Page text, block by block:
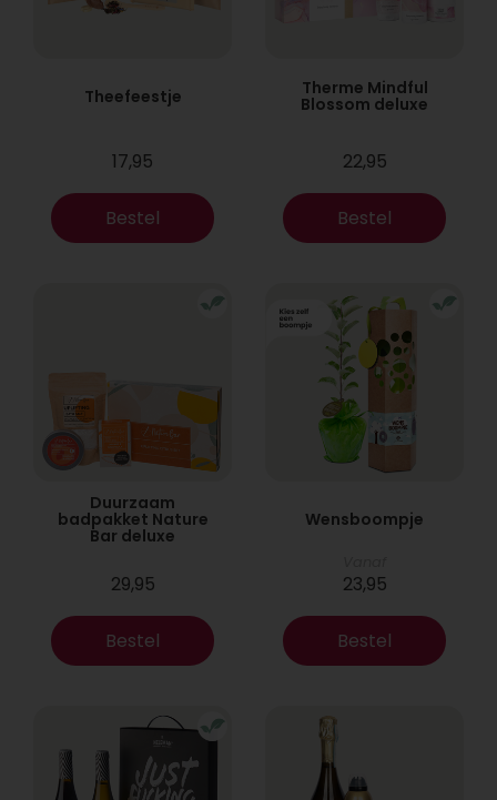
Theefeestje
17,95
Bestel
Therme Mindful
Blossom deluxe
22,95
Bestel
Duurzaam
badpakket Nature
Bar deluxe
29,95
Bestel
Wensboompje
23,95
Bestel